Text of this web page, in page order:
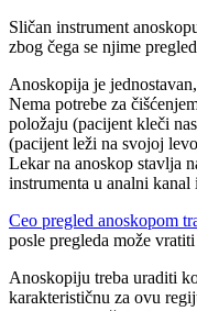
Sličan instrument
zbog čega se njime
Anoskopija je
Nema potrebe za
položaju (pacijent kleči
(pacijent leži na svojoj
Lekar na anoskop stavlja
instrumenta u analni
Ceo pregled anoskopom
posle pregleda može
Anoskopiju treba uraditi
karakterističnu za ovu